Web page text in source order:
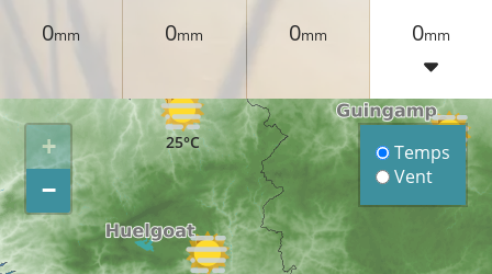
0mm
0mm
0mm
0mm
25°C
23°C
+
−
Temps
Vent